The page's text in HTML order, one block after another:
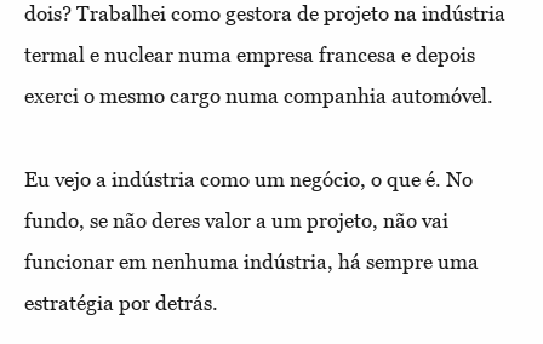
dois? Trabalhei como gestora de projeto na indústria
termal e nuclear numa empresa francesa e depois
exerci o mesmo cargo numa companhia automóvel.
Eu vejo a indústria como um negócio, o que é. No
fundo, se não deres valor a um projeto, não vai
funcionar em nenhuma indústria, há sempre uma
estratégia por detrás.